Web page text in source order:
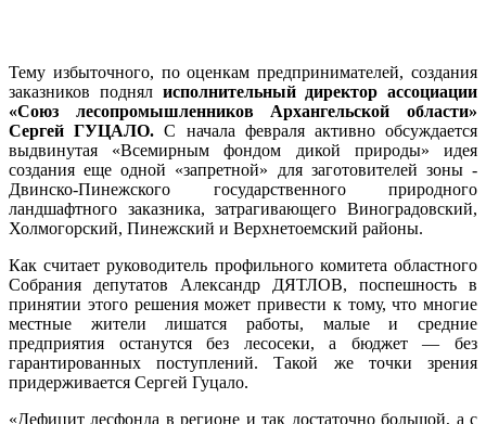
Тему избыточного, по оценкам предпринимателей, создания
заказников поднял исполнительный директор ассоциации
«Союз лесопромышленников Архангельской области»
Сергей ГУЦАЛО. С начала февраля активно обсуждается
выдвинутая «Всемирным фондом дикой природы» идея
создания еще одной «запретной» для заготовителей зоны -
Двинско-Пинежского государственного природного
ландшафтного заказника, затрагивающего Виноградовский,
Холмогорский, Пинежский и Верхнетоемский районы.
Как считает руководитель профильного комитета областного
Собрания депутатов Александр ДЯТЛОВ, поспешность в
принятии этого решения может привести к тому, что многие
местные жители лишатся работы, малые и средние
предприятия останутся без лесосеки, а бюджет — без
гарантированных поступлений. Такой же точки зрения
придерживается Сергей Гуцало.
«Дефицит лесфонда в регионе и так достаточно большой, а с